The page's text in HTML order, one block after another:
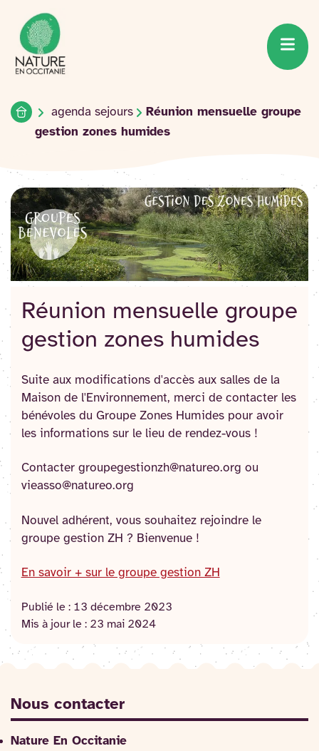
Accéder
au
contenu
Accueil du site
Accueilagenda sejours
Réunion mensuelle groupe
gestion zones humides
Réunion mensuelle groupe
gestion zones humides
Suite aux modifications d'accès aux salles de la
Maison de l'Environnement, merci de contacter les
bénévoles du Groupe Zones Humides pour avoir
les informations sur le lieu de rendez-vous !
Contacter groupegestionzh@natureo.org ou
vieasso@natureo.org
Nouvel adhérent, vous souhaitez rejoindre le
groupe gestion ZH ? Bienvenue !
En savoir + sur le groupe gestion ZH
Publié le : 13 décembre 2023
Mis à jour le : 23 mai 2024
Nous contacter
Nature En Occitanie